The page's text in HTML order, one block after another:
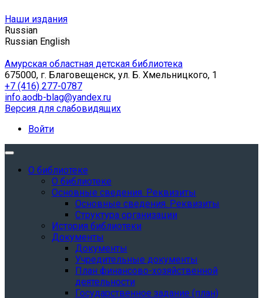
Наши издания
Russian
Russian English
Амурская областная детская библиотека
675000, г. Благовещенск, ул. Б. Хмельницкого, 1
+7 (416) 277-0787
info.aodb-blag@yandex.ru
Версия для слабовидящих
Войти
О библиотеке
О библиотеке
Основные сведения. Реквизиты
Основные сведения. Реквизиты
Структура организации
История библиотеки
Документы
Документы
Учредительные документы
План финансово-хозяйственной
деятельности
Государственное задание (план)